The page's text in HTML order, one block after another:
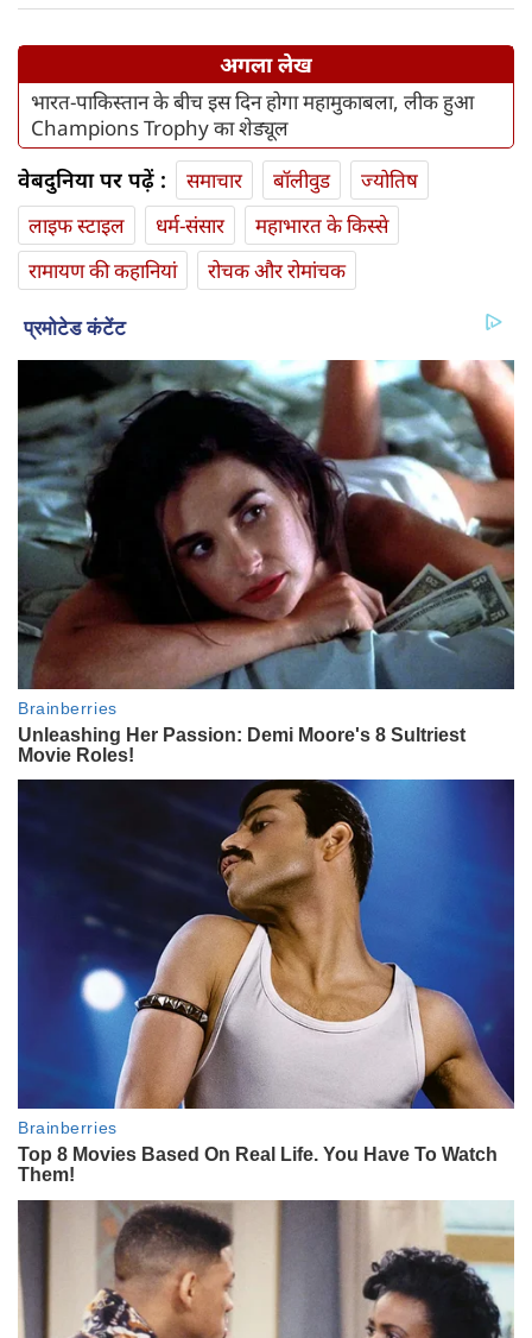
अगला लेख
भारत-पाकिस्तान के बीच इस दिन होगा महामुकाबला, लीक हुआ
Champions Trophy का शेड्यूल
वेबदुनिया पर पढ़ें : समाचार बॉलीवुड
ज्योतिष
लाइफ स्‍टाइल
धर्म-संसार
महाभारत के किस्से
रामायण की कहानियां
रोचक और रोमांचक